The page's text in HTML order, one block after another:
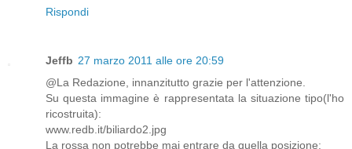
Rispondi
Jeffb 27 marzo 2011 alle ore 20:59
@La Redazione, innanzitutto grazie per l'attenzione.
Su questa immagine è rappresentata la situazione tipo(l'ho
ricostruita):
www.redb.it/biliardo2.jpg
La rossa non potrebbe mai entrare da quella posizione: